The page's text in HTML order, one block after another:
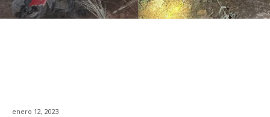
enero 12, 2023